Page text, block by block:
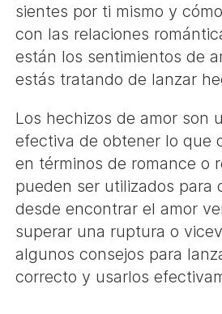
sientes por ti mismo y
con las relaciones
están los sentimientos de
estás tratando de lanzar
Los hechizos de amor son
efectiva de obtener lo que
en términos de romance o
pueden ser utilizados para
desde encontrar el amor
superar una ruptura o
algunos consejos para
correcto y usarlos